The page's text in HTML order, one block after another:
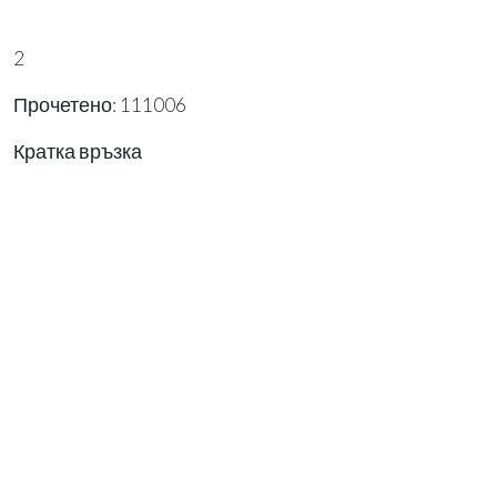
2
Прочетено: 111006
Кратка връзка